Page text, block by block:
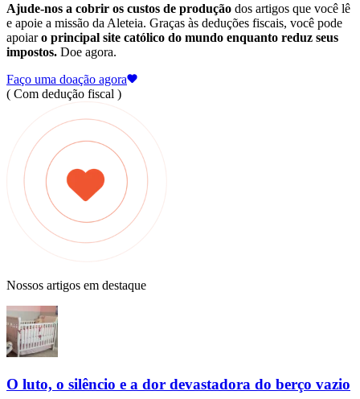
Ajude-nos a cobrir os custos de produção dos artigos que você lê
e apoie a missão da Aleteia. Graças às deduções fiscais, você pode
apoiaro principal site católico do mundo enquanto reduz seus
impostos. Doe agora.
Faço uma doação agora
( Com dedução fiscal )
Nossos artigos em destaque
O luto, o silêncio e a dor devastadora do berço vazio